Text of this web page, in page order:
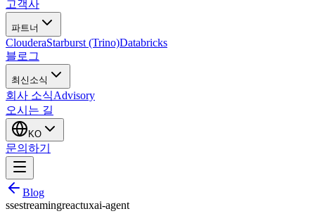
고객사
파트너
ClouderaStarburst (Trino)Databricks
블로그
최신소식
회사 소식Advisory
오시는 길
KO
문의하기
Blog
ssestreamingreactuxai-agent